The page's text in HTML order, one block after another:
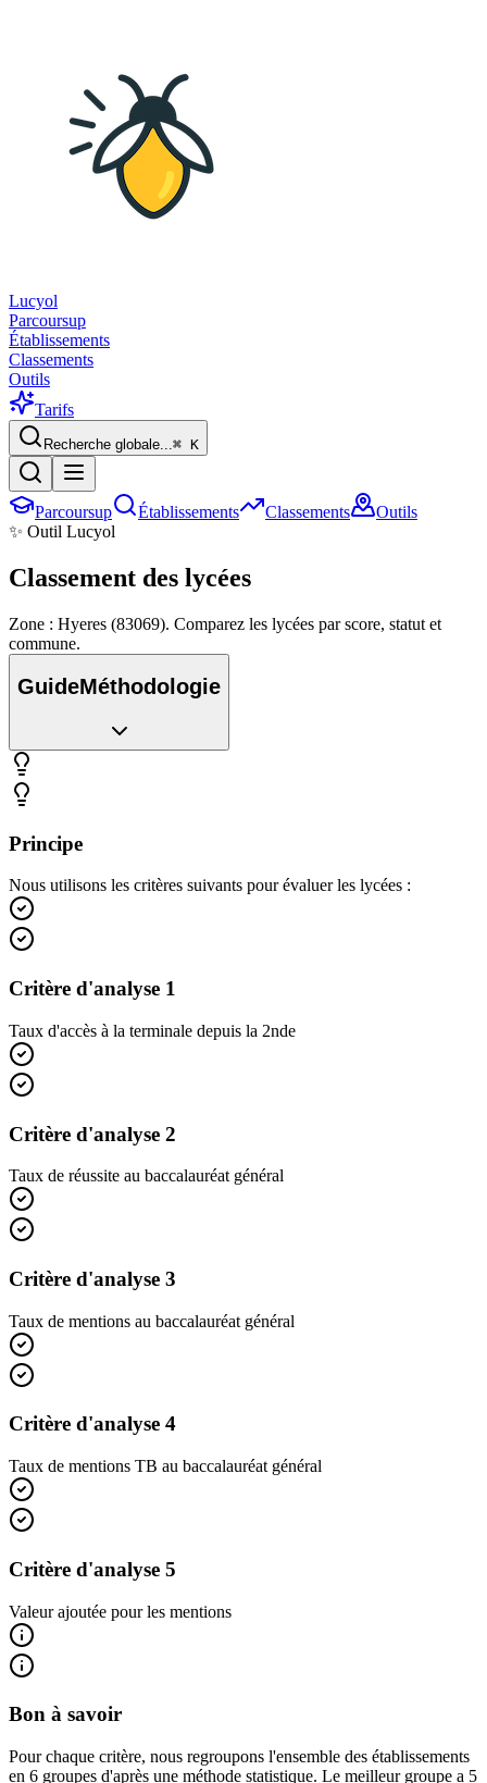
Lucyol
Parcoursup
Établissements
Classements
Outils
Tarifs
Recherche globale...⌘ K
Parcoursup Établissements Classements
Outils
✨ Outil Lucyol
Classement des lycées
Zone : Hyeres (83069). Comparez les lycées par score, statut et
commune.
GuideMéthodologie
Principe
Nous utilisons les critères suivants pour évaluer les lycées :
Critère d'analyse 1
Taux d'accès à la terminale depuis la 2nde
Critère d'analyse 2
Taux de réussite au baccalauréat général
Critère d'analyse 3
Taux de mentions au baccalauréat général
Critère d'analyse 4
Taux de mentions TB au baccalauréat général
Critère d'analyse 5
Valeur ajoutée pour les mentions
Bon à savoir
Pour chaque critère, nous regroupons l'ensemble des établissements
en 6 groupes d'après une méthode statistique. Le meilleur groupe a 5